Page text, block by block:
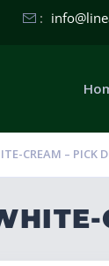
:
CREAM – PICK